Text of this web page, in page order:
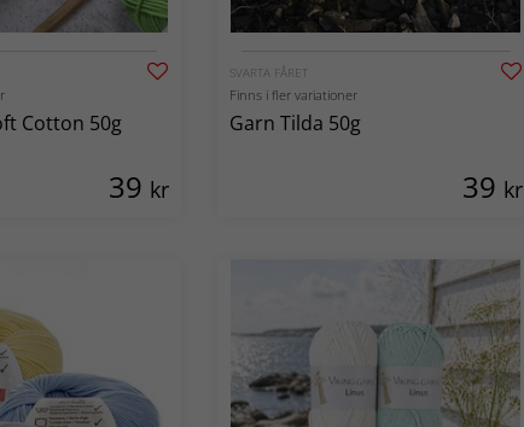
Cotton 50g
39 kr
SVARTA FÅRET
Finns i fler variationer
Garn Tilda 50g
39 kr